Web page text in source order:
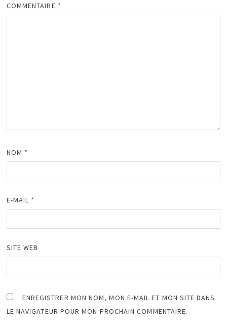
COMMENTAIRE *
NOM *
E-MAIL *
SITE WEB
ENREGISTRER MON NOM, MON E-MAIL ET MON SITE DANS
LE NAVIGATEUR POUR MON PROCHAIN COMMENTAIRE.